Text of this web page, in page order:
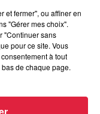
et fermer", ou affiner en
"Gérer mes choix".
"Continuer sans
pour ce site. Vous
à tout
de chaque page.